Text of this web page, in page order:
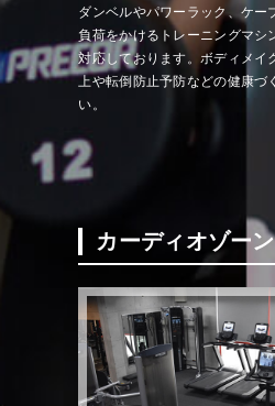
ダンベルやパワーラック、ケー
負荷をかけるトレーニングマシ
対応しております。ボディメイ
上や転倒防止予防などの健康づ
い。
カーディオゾーン